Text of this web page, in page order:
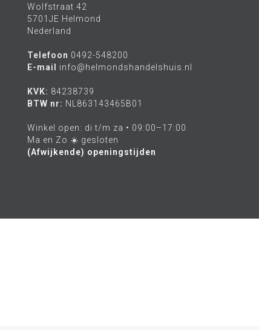
Wolfstraat 42
5701JE Helmond
Nederland
Telefoon 0492-548200
E-mail
info@helmondshandelshuis.nl
KVK: 84238739
BTW nr: NL863143465B01
Winkel open: di t/m za • 09:00–17:00
Ma en Zo ☀️ gesloten
(Afwijkende) openingstijden